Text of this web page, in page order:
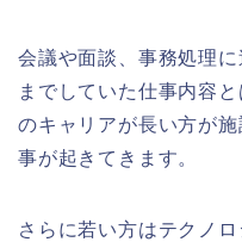
会議や面談、事務処理
までしていた仕事内容
のキャリアが長い方が
事が起きてきます。
さらに若い方はテクノ